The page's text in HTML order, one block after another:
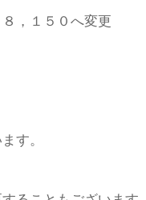
，１５０へ変更
す。